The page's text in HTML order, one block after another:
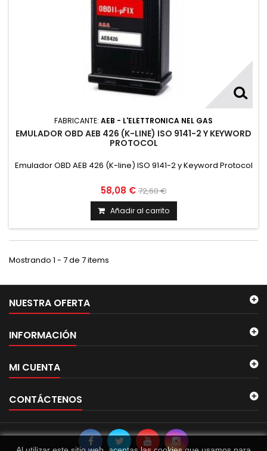
FABRICANTE: AEB - L'ELETTRONICA NEL GAS
EMULADOR OBD AEB 426 (K-LINE) ISO 9141-2 Y KEYWORD
PROTOCOL
Emulador OBD AEB 426 (K-line) ISO 9141-2 y Keyword Protocol
58,08 €72,60 €
Añadir al carrito
Mostrando 1 - 7 de 7 items
NUESTRA OFERTA
INFORMACIÓN
MI CUENTA
CONTÁCTENOS